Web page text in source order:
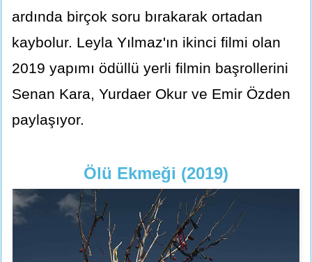
ardında birçok soru bırakarak ortadan
kaybolur. Leyla Yılmaz'ın ikinci filmi olan
2019 yapımı ödüllü yerli filmin başrollerini
Senan Kara, Yurdaer Okur ve Emir Özden
paylaşıyor.
Ölü Ekmeği (2019)